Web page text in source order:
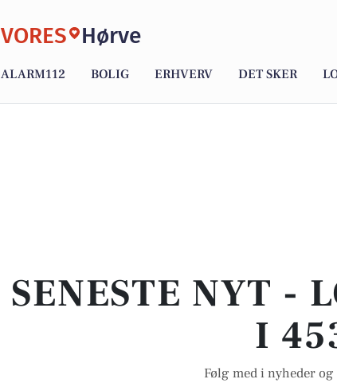
VORES Hørve
ALARM112 BOLIG ERHVERV DET SKER
SENESTE NYT -
I
Følg med i nyheder